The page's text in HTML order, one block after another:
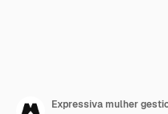
Expressiva mulher